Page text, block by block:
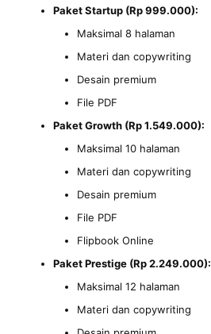
Paket Startup (Rp 999.000):
Maksimal 8 halaman
Materi dan copywriting
Desain premium
File PDF
Paket Growth (Rp 1.549.000):
Maksimal 10 halaman
Materi dan copywriting
Desain premium
File PDF
Flipbook Online
Paket Prestige (Rp 2.249.000):
Maksimal 12 halaman
Materi dan copywriting